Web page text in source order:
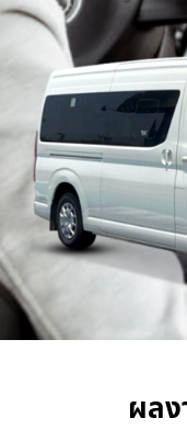
ผลง